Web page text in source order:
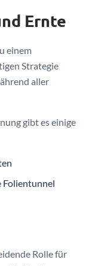
Ernte
einem
Strategie
aller
gibt es einige
Folientunnel
Rolle für